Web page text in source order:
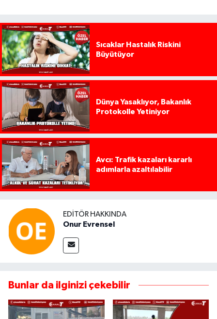
Sıcaklar Hastalık Riskini
Büyütüyor
Dünya Yasaklıyor, Bakanlık
Protokolle Yetiniyor
Avcı: Trafik kazaları kararlı
adımlarla azaltılabilir
EDITÖR HAKKINDA
Onur Evrensel
Bunlar da ilginizi çekebilir